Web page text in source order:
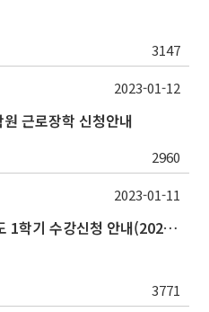
3147
근로장학 신청안내
2960
2023-01-12
(2/13 revised) 2023학년도 1학기 수강신청 안내(2023 Spring Semester Guidelines for Course Registration)
3771
2023-01-11